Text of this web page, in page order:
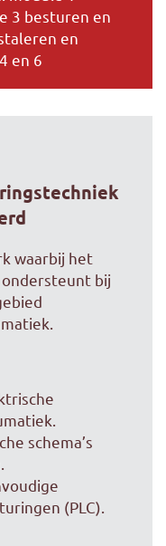
3 besturen en
en
en 6
waarbij het
bij
schema’s
(PLC).